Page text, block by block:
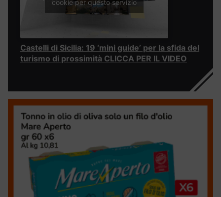
cookie per questo servizio
Castelli di Sicilia: 19 ‘mini guide’ per la sfida del
turismo di prossimità CLICCA PER IL VIDEO